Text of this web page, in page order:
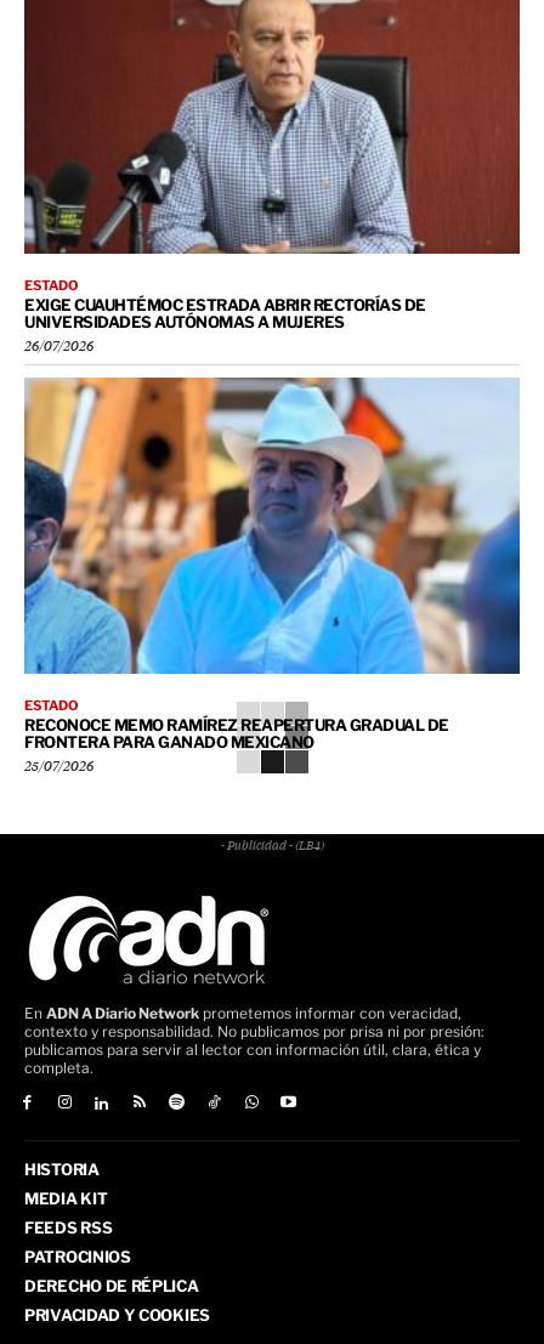
ESTADO
EXIGE CUAUHTÉMOC ESTRADA ABRIR RECTORÍAS DE
UNIVERSIDADES AUTÓNOMAS A MUJERES
26/07/2026
ESTADO
RECONOCE MEMO RAMÍREZ REAPERTURA GRADUAL DE
FRONTERA PARA GANADO MEXICANO
25/07/2026
- Publicidad - (LB4)
En ADN A Diario Network prometemos informar con veracidad,
contexto y responsabilidad. No publicamos por prisa ni por presión:
publicamos para servir al lector con información útil, clara, ética y
completa.
HISTORIA
MEDIA KIT
FEEDS RSS
PATROCINIOS
DERECHO DE RÉPLICA
PRIVACIDAD Y COOKIES